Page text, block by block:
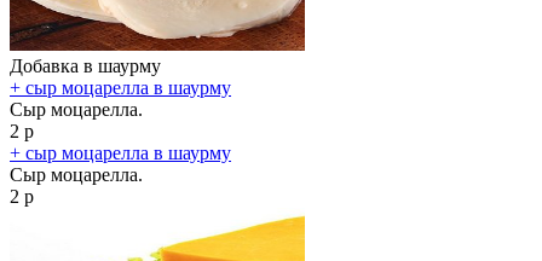
Добавка в шаурму
+ сыр моцарелла в шаурму
Сыр моцарелла.
2 р
+ сыр моцарелла в шаурму
Сыр моцарелла.
2 р